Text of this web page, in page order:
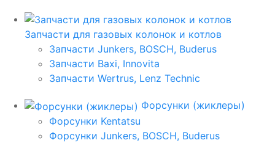
Запчасти для газовых колонок и котлов
Запчасти Junkers, BOSCH, Buderus
Запчасти Baxi, Innovita
Запчасти Wertrus, Lenz Technic
Форсунки (жиклеры)
Форсунки Kentatsu
Форсунки Junkers, BOSCH, Buderus